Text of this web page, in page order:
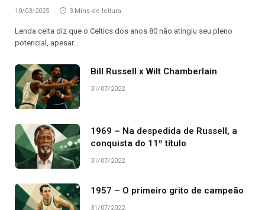
10/03/2025 3 Mins de leitura
Lenda celta diz que o Celtics dos anos 80 não atingiu seu pleno
potencial, apesar…
Bill Russell x Wilt Chamberlain
31/07/2022
1969 – Na despedida de Russell, a
conquista do 11º título
31/07/2022
1957 – O primeiro grito de campeão
31/07/2022